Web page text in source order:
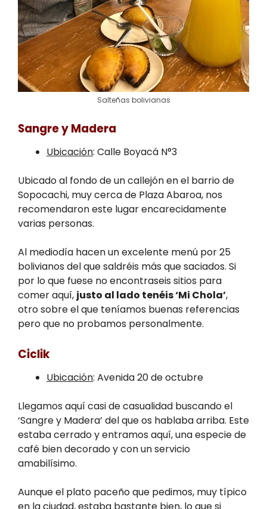
Salteñas bolivianas
Sangre y Madera
Ubicación: Calle Boyacá N°3
Ubicado al fondo de un callejón en el barrio de
Sopocachi, muy cerca de Plaza Abaroa, nos
recomendaron este lugar encarecidamente
varias personas.
Al mediodía hacen un excelente menú por 25
bolivianos del que saldréis más que saciados. Si
por lo que fuese no encontraseis sitios para
comer aquí, justo al lado tenéis ‘Mi Chola’,
otro sobre el que teníamos buenas referencias
pero que no probamos personalmente.
Ciclik
Ubicación: Avenida 20 de octubre
Llegamos aquí casi de casualidad buscando el
‘Sangre y Madera’ del que os hablaba arriba. Este
estaba cerrado y entramos aquí, una especie de
café bien decorado y con un servicio
amabilísimo.
Aunque el plato paceño que pedimos, muy típico
en la ciudad, estaba bastante bien, lo que si